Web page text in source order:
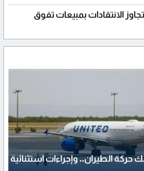
الانتقادات بمبيعات تفوق
حركة الطيران.. وإجراءات استثنائية